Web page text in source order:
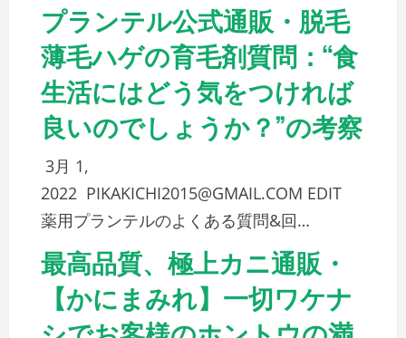
プランテル公式通販・脱毛
薄毛ハゲの育毛剤質問：“食
生活にはどう気をつければ
良いのでしょうか？”の考察
3月 1,
2022 PIKAKICHI2015@GMAIL.COM EDIT
薬用プランテルのよくある質問&回…
最高品質、極上カニ通販・
【かにまみれ】一切ワケナ